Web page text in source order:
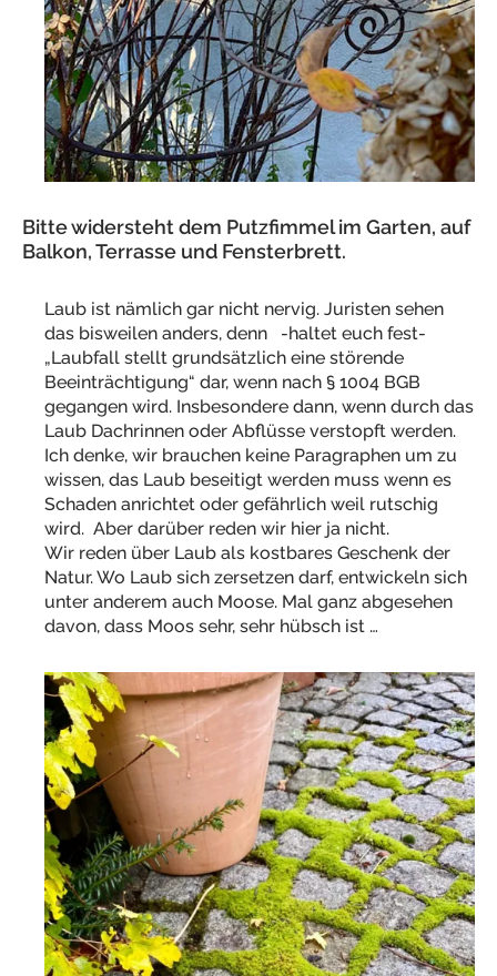
Bitte widersteht dem Putzfimmel im Garten, auf
Balkon, Terrasse und Fensterbrett.
Laub ist nämlich gar nicht nervig. Juristen sehen
das bisweilen anders, denn -haltet euch fest-
„Laubfall stellt grundsätzlich eine störende
Beeinträchtigung“ dar, wenn nach § 1004 BGB
gegangen wird. Insbesondere dann, wenn durch das
Laub Dachrinnen oder Abflüsse verstopft werden.
Ich denke, wir brauchen keine Paragraphen um zu
wissen, das Laub beseitigt werden muss wenn es
Schaden anrichtet oder gefährlich weil rutschig
wird. Aber darüber reden wir hier ja nicht.
Wir reden über Laub als kostbares Geschenk der
Natur. Wo Laub sich zersetzen darf, entwickeln sich
unter anderem auch Moose. Mal ganz abgesehen
davon, dass Moos sehr, sehr hübsch ist …